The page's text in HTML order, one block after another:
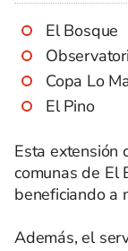
El Bosque
Copa Lo
El Pino
Esta extensión
comunas de El
beneficiando a
Además, el